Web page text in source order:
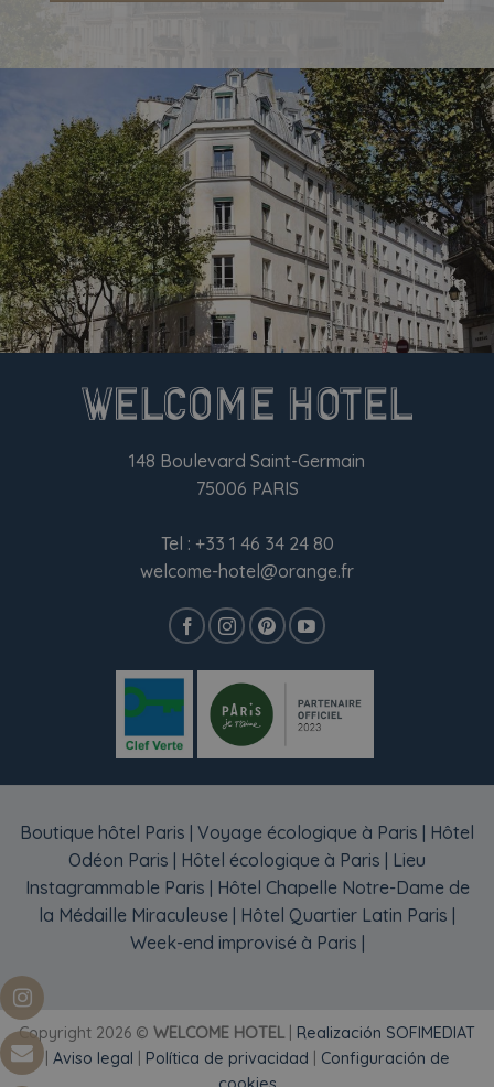
148 Boulevard Saint-Germain
75006 PARIS
Tel : +33 1 46 34 24 80
welcome-hotel@orange.fr
Boutique hôtel Paris | Voyage écologique à Paris | Hôtel
Odéon Paris | Hôtel écologique à Paris | Lieu
Instagrammable Paris | Hôtel Chapelle Notre-Dame de
la Médaille Miraculeuse | Hôtel Quartier Latin Paris |
Week-end improvisé à Paris |
Copyright 2026 © WELCOME HOTEL
Realización SOFIMEDIAT
Aviso legal Política de privacidad
Configuración de